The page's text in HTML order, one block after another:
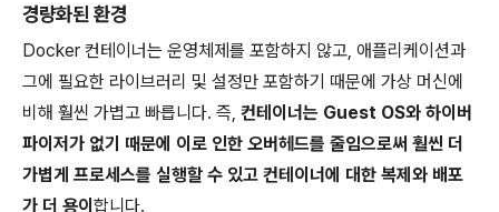
경량화된 환경
Docker 컨테이너는 운영체제를 포함하지 않고, 애플리케이션과
그에 필요한 라이브러리 및 설정만 포함하기 때문에 가상 머신에
비해 훨씬 가볍고 빠릅니다. 즉, 컨테이너는 Guest OS와 하이버
파이저가 없기 때문에 이로 인한 오버헤드를 줄임으로써 훨씬 더
가볍게 프로세스를 실행할 수 있고 컨테이너에 대한 복제와 배포
가 더 용이 합니다.